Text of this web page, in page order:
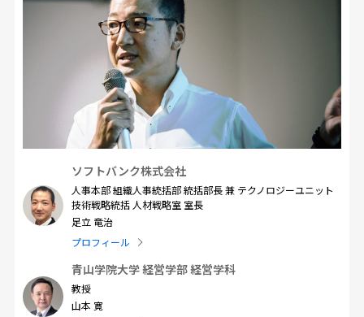
ソフトバンク株式会社
人事本部 組織人事統括部 統括部長 兼 テクノロジーユニット
技術戦略統括 人材戦略室 室長
足立 竜治
プロフィール
青山学院大学 経営学部 経営学科
教授
山本 寛